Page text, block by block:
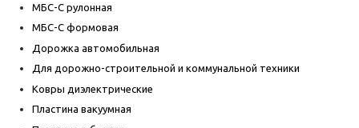
МБС-С рулонная
МБС-С формовая
Дорожка автомобильная
Для дорожно-строительной и коммунальной техники
Ковры диэлектрические
Пластина вакуумная